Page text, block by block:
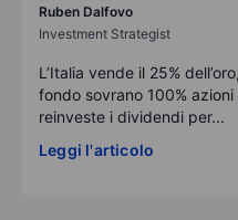
Ruben Dalfovo
Investment Strategist
L’Italia vende il 25%
fondo sovrano 100% azioni
reinveste i dividendi per...
Leggi l'articolo